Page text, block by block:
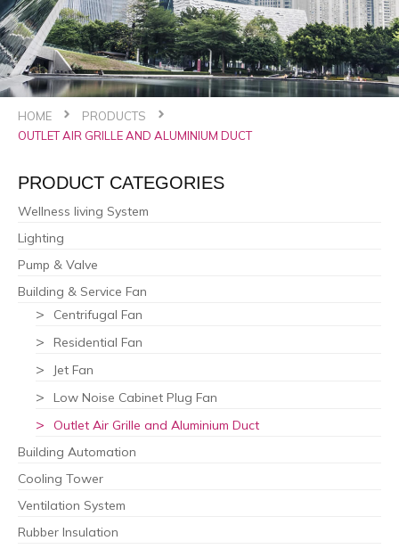
HOME
PRODUCTS
OUTLET AIR GRILLE AND ALUMINIUM DUCT
PRODUCT CATEGORIES
Wellness living System
Lighting
Pump & Valve
Building & Service Fan
Centrifugal Fan
Residential Fan
Jet Fan
Low Noise Cabinet Plug Fan
Outlet Air Grille and Aluminium Duct
Building Automation
Cooling Tower
Ventilation System
Rubber Insulation